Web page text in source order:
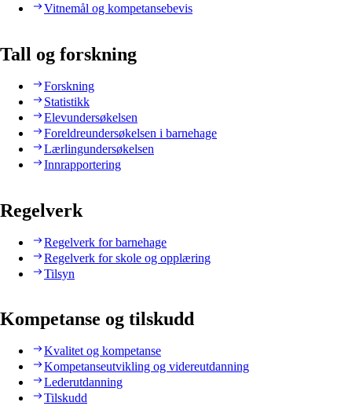
Vitnemål og kompetansebevis
Tall og forskning
Forskning
Statistikk
Elevundersøkelsen
Foreldreundersøkelsen i barnehage
Lærlingundersøkelsen
Innrapportering
Regelverk
Regelverk for barnehage
Regelverk for skole og opplæring
Tilsyn
Kompetanse og tilskudd
Kvalitet og kompetanse
Kompetanseutvikling og videreutdanning
Lederutdanning
Tilskudd